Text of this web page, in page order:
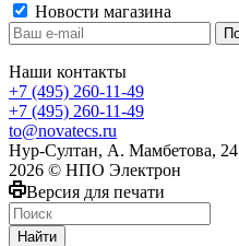
Новости магазина
Наши контакты
+7 (495) 260-11-49
+7 (495) 260-11-49
to@novatecs.ru
Нур-Султан, А. Мамбетова, 24
2026 © НПО Электрон
Версия для печати
Найти